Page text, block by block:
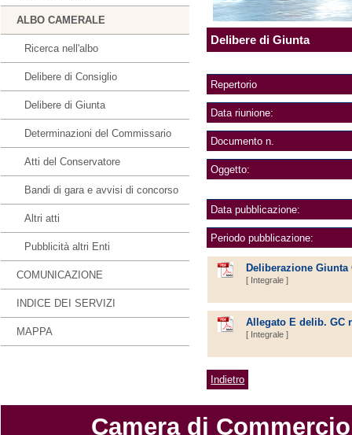
ALBO CAMERALE
Ricerca nell'albo
Delibere di Consiglio
Delibere di Giunta
Determinazioni del Commissario
Atti del Conservatore
Bandi di gara e avvisi di concorso
Altri atti
Pubblicità altri Enti
COMUNICAZIONE
INDICE DEI SERVIZI
MAPPA
Delibere di Giunta
Repertorio
Data riunione:
Documento n.
Oggetto:
Data pubblicazione:
Periodo pubblicazione:
Deliberazione Giunta
[ Integrale ]
Allegato E delib. GC
[ Integrale ]
Indietro
Camera di